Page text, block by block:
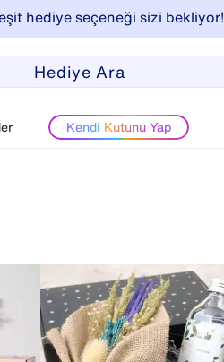
hediye seçeneği sizi bekliyor!
Kendi Kutunu Yap